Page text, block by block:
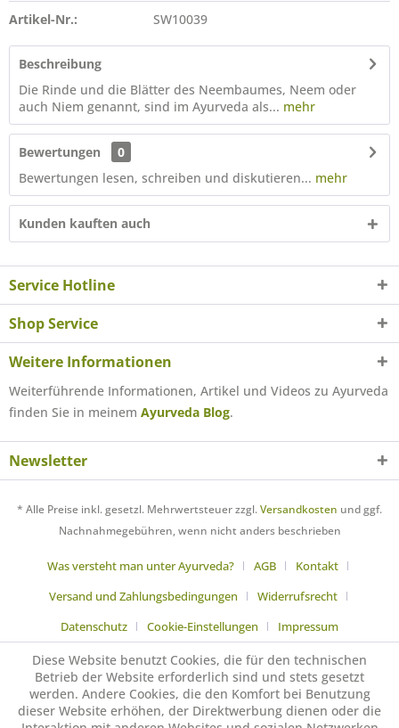
Artikel-Nr.: SW10039
Beschreibung
Die Rinde und die Blätter des Neembaumes, Neem oder
auch Niem genannt, sind im Ayurveda als... mehr
Bewertungen
0
Bewertungen lesen, schreiben und diskutieren... mehr
Kunden kauften auch
Service Hotline
Shop Service
Weitere Informationen
Weiterführende Informationen, Artikel und Videos zu Ayurveda
finden Sie in meinem Ayurveda Blog.
Newsletter
* Alle Preise inkl. gesetzl. Mehrwertsteuer zzgl.Versandkosten und ggf.
Nachnahmegebühren, wenn nicht anders beschrieben
Was versteht man unter Ayurveda? AGB
Kontakt
Versand und Zahlungsbedingungen
Widerrufsrecht
Datenschutz
Cookie-Einstellungen Impressum
Diese Website benutzt Cookies, die für den technischen
Betrieb der Website erforderlich sind und stets gesetzt
werden. Andere Cookies, die den Komfort bei Benutzung
dieser Website erhöhen, der Direktwerbung dienen oder die